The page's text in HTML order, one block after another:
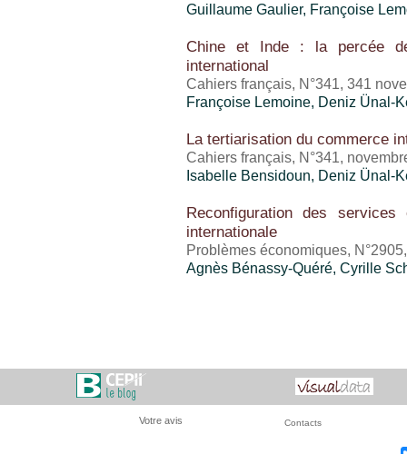
Guillaume Gaulier, Françoise
Chine et Inde : la percée
international
Cahiers français, N°341, 341
Françoise Lemoine, Deniz Ünal-
La tertiarisation du commerce
Cahiers français, N°341,
Isabelle Bensidoun, Deniz Ünal-
Reconfiguration des
internationale
Problèmes économiques,
Agnès Bénassy-Quéré, Cyrille
Votre avis Contacts